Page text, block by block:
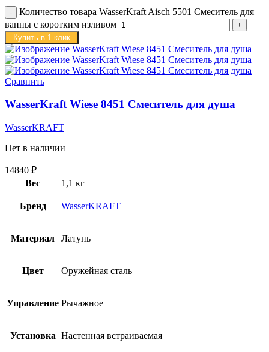
Количество товара WasserKraft Aisch 5501 Смеситель для
ванны с коротким изливом
Купить в 1 клик
Сравнить
WasserKraft Wiese 8451 Смеситель для душа
WasserKRAFT
Нет в наличии
14840 ₽
Вес
1,1 кг
Бренд WasserKRAFT
Материал Латунь
Цвет Оружейная сталь
Управление Рычажное
Установка Настенная встраиваемая